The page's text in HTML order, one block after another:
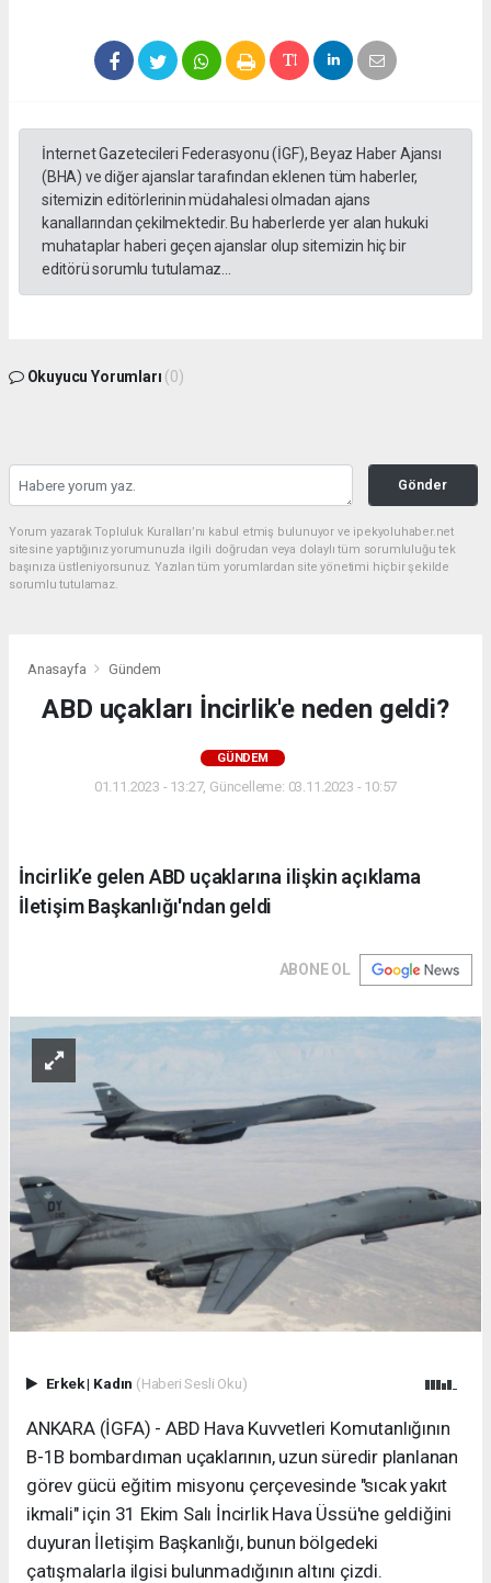
İnternet Gazetecileri Federasyonu (İGF), Beyaz Haber Ajansı
(BHA) ve diğer ajanslar tarafından eklenen tüm haberler,
sitemizin editörlerinin müdahalesi olmadan ajans
kanallarından çekilmektedir. Bu haberlerde yer alan hukuki
muhataplar haberi geçen ajanslar olup sitemizin hiç bir
editörü sorumlu tutulamaz...
Okuyucu Yorumları (0)
Gönder
Yorum yazarak Topluluk Kuralları’nı kabul etmiş bulunuyor ve ipekyoluhaber.net
sitesine yaptığınız yorumunuzla ilgili doğrudan veya dolaylı tüm sorumluluğu tek
başınıza üstleniyorsunuz. Yazılan tüm yorumlardan site yönetimi hiçbir şekilde
sorumlu tutulamaz.
Anasayfa Gündem
ABD uçakları İncirlik'e neden geldi?
GÜNDEM
01.11.2023 - 13:27, Güncelleme: 03.11.2023 - 10:57
İncirlik’e gelen ABD uçaklarına ilişkin açıklama
İletişim Başkanlığı'ndan geldi
ABONE OL
Erkek| Kadın (Haberi Sesli Oku)
ANKARA (İGFA) - ABD Hava Kuvvetleri Komutanlığının
B-1B bombardıman uçaklarının, uzun süredir planlanan
görev gücü eğitim misyonu çerçevesinde "sıcak yakıt
ikmali" için 31 Ekim Salı İncirlik Hava Üssü'ne geldiğini
duyuran İletişim Başkanlığı, bunun bölgedeki
çatışmalarla ilgisi bulunmadığının altını çizdi.